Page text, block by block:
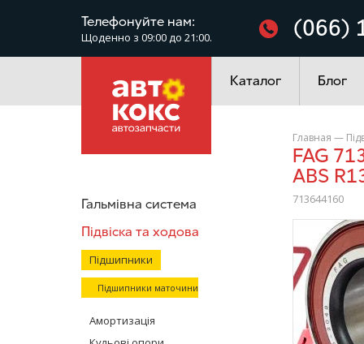
Телефонуйте нам:
Щоденно з 09:00 до 21:00. (066)
Каталог
Електроустаткування
Блог
Гальмівна система
Підвіска та ходова
Підшипники
Підшипники маточини
Амортизація
Главная —
FAG 713644160 Підшипник передньої маточини кульковий (без
ABS
713644160